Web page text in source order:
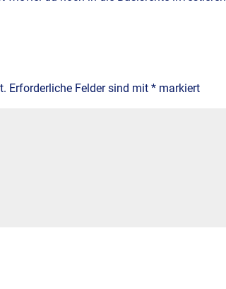
Erforderliche Felder sind mit* markiert